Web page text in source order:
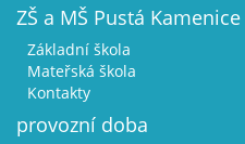
ZŠ a MŠ Pustá Kamenice
Základní škola
Mateřská škola
Kontakty
provozní doba